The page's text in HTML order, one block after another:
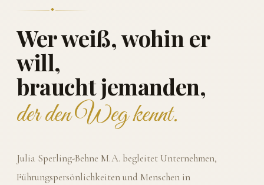
Wer weiß, wohin er
will,
braucht jemanden,
der den Weg kennt.
Julia Sperling-Behne M.A. begleitet Unternehmen,
Führungspersönlichkeiten und Menschen in